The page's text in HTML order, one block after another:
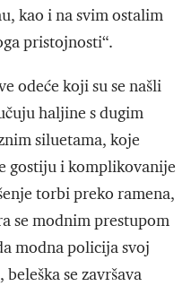
kao i na svim ostalim
pristojnosti“.
odeće koji su se našli
haljine s dugim
siluetama, koje
gostiju i komplikovanije
torbi preko ramena,
se modnim prestupom
modna policija svoj
se završava